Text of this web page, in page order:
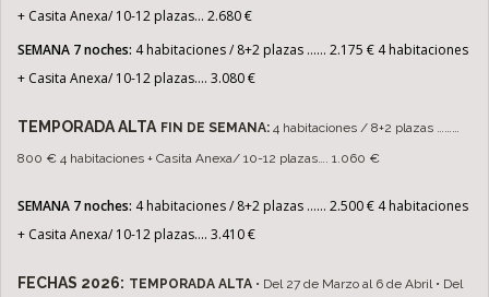
+ Casita Anexa/ 10-12 plazas... 2.680 €
SEMANA 7 noches: 4 habitaciones / 8+2 plazas …… 2.175 € 4 habitaciones
+ Casita Anexa/ 10-12 plazas…. 3.080 €
TEMPORADA ALTA FIN DE SEMANA: 4 habitaciones / 8+2 plazas ………
800 € 4 habitaciones + Casita Anexa/ 10-12 plazas…. 1.060 €
SEMANA 7 noches: 4 habitaciones / 8+2 plazas …… 2.500 € 4 habitaciones
+ Casita Anexa/ 10-12 plazas…. 3.410 €
FECHAS 2026: TEMPORADA ALTA • Del 27 de Marzo al 6 de Abril• Del